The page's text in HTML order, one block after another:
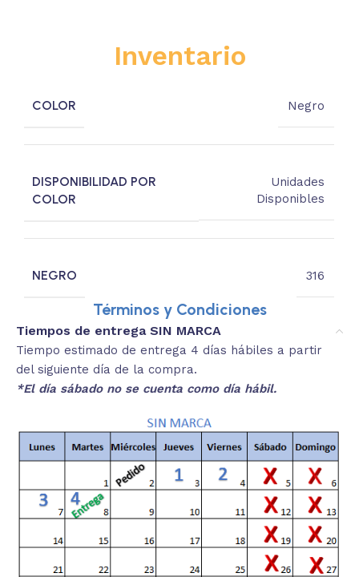
Inventario
COLOR Negro
DISPONIBILIDAD POR
COLOR
Unidades
Disponibles
NEGRO 316
Términos y Condiciones
Tiempos de entrega SIN MARCA
Tiempo estimado de entrega 4 días hábiles a partir
del siguiente día de la compra.
*El día sábado no se cuenta como día hábil.